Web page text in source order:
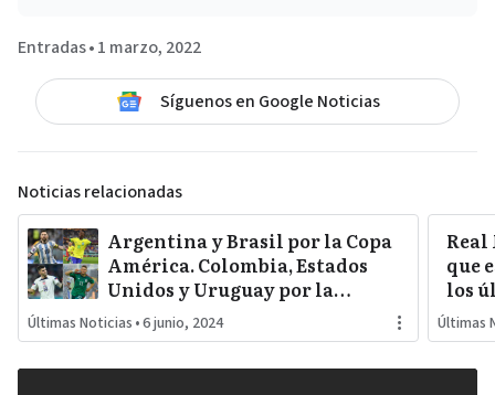
Entradas•1 marzo, 2022
Síguenos en Google Noticias
Noticias relacionadas
Argentina y Brasil por la Copa
América. Colombia, Estados
Unidos y Uruguay por la
sorpresa. Paraguay y Perú
darán pelea…
Últimas Noticias •6 junio, 2024
que
los
Últimas